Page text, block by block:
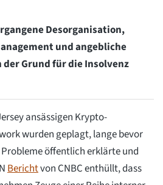
Desorganisation,
und angebliche
Grund für die Insolvenz
ansässigen Krypto-
wurden geplagt, lange bevor
öffentlich erklärte und
Berichtvon CNBC enthüllt, dass